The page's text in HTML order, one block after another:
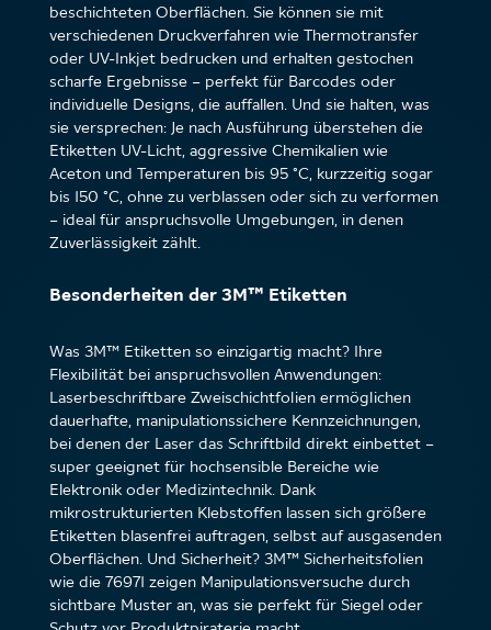
beschichteten Oberflächen. Sie können sie mit
verschiedenen Druckverfahren wie Thermotransfer
oder UV-Inkjet bedrucken und erhalten gestochen
scharfe Ergebnisse – perfekt für Barcodes oder
individuelle Designs, die auffallen. Und sie halten, was
sie versprechen: Je nach Ausführung überstehen die
Etiketten UV-Licht, aggressive Chemikalien wie
Aceton und Temperaturen bis 95 °C, kurzzeitig sogar
bis 150 °C, ohne zu verblassen oder sich zu verformen
– ideal für anspruchsvolle Umgebungen, in denen
Zuverlässigkeit zählt.
Besonderheiten der 3M™ Etiketten
Was 3M™ Etiketten so einzigartig macht? Ihre
Flexibilität bei anspruchsvollen Anwendungen:
Laserbeschriftbare Zweischichtfolien ermöglichen
dauerhafte, manipulationssichere Kennzeichnungen,
bei denen der Laser das Schriftbild direkt einbettet –
super geeignet für hochsensible Bereiche wie
Elektronik oder Medizintechnik. Dank
mikrostrukturierten Klebstoffen lassen sich größere
Etiketten blasenfrei auftragen, selbst auf ausgasenden
Oberflächen. Und Sicherheit? 3M™ Sicherheitsfolien
wie die 76971 zeigen Manipulationsversuche durch
sichtbare Muster an, was sie perfekt für Siegel oder